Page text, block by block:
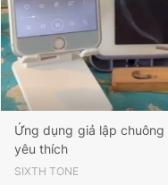
Giấy phép xuất bản số
© 2003-2026 Bản quyền
chép dưới mọi hình thức
bản. Phát triển bởi ePi
Ứng dụng giả lập
yêu thích
SIXTH TONE